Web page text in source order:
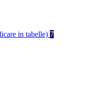
in tabelle) 7